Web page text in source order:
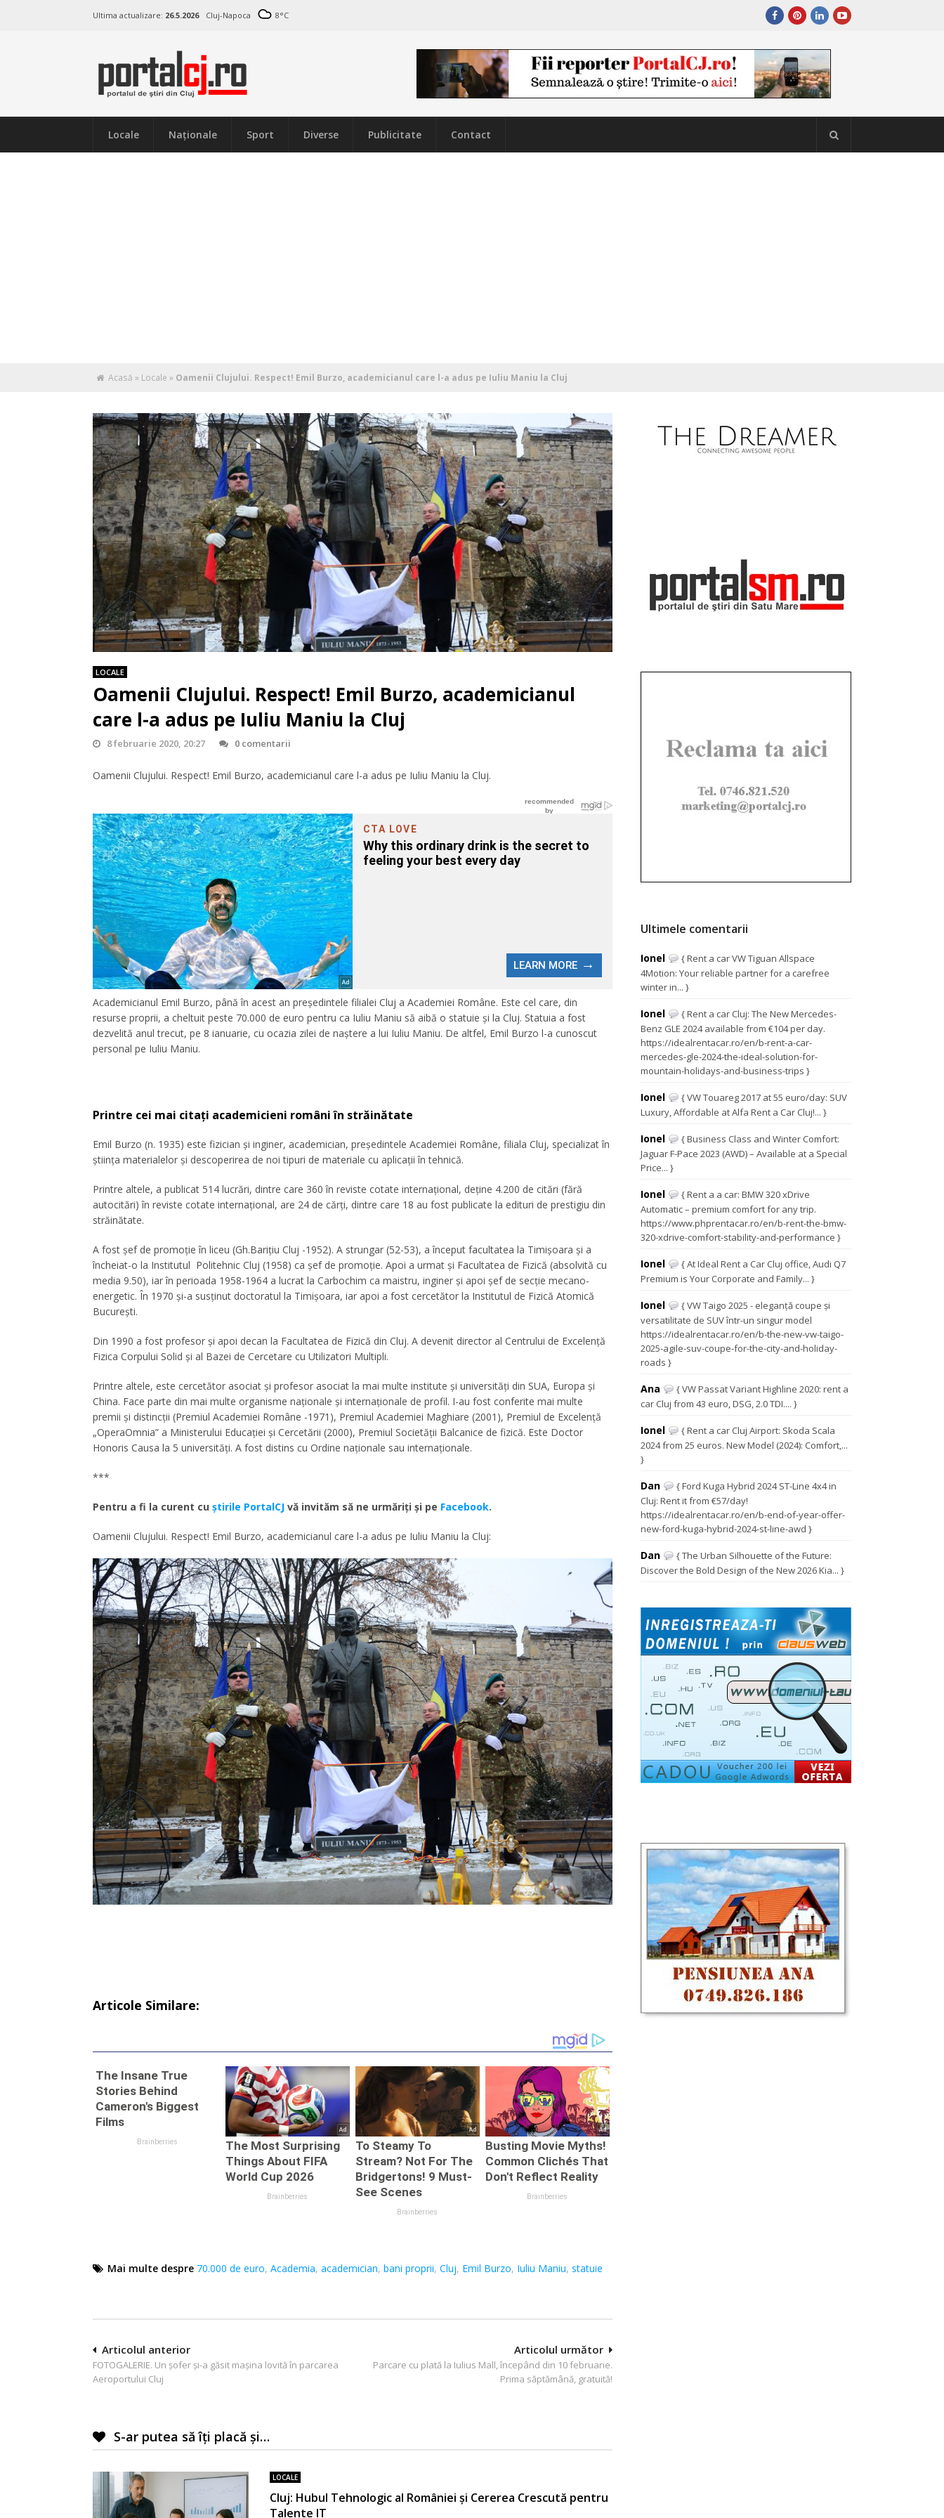
Ultima actualizare: 26.5.2026 Cluj-Napoca 8°C
Locale Naţionale Sport Diverse Publicitate Contact
Acasă » Locale » Oamenii Clujului. Respect! Emil Burzo, academicianul care l-a adus pe Iuliu Maniu la Cluj
LOCALE
Oamenii Clujului. Respect! Emil Burzo, academicianul
care l-a adus pe Iuliu Maniu la Cluj
8 februarie 2020, 20:27 0 comentarii
Oamenii Clujului. Respect! Emil Burzo, academicianul care l-a adus pe Iuliu Maniu la Cluj.
Academicianul Emil Burzo, până în acest an preşedintele filialei Cluj a Academiei Române. Este cel care, din
resurse proprii, a cheltuit peste 70.000 de euro pentru ca Iuliu Maniu să aibă o statuie şi la Cluj. Statuia a fost
dezvelită anul trecut, pe 8 ianuarie, cu ocazia zilei de naştere a lui Iuliu Maniu. De altfel, Emil Burzo l-a cunoscut
personal pe Iuliu Maniu.
Printre cei mai citaţi academicieni români în străinătate
Emil Burzo (n. 1935) este fizician şi inginer, academician, preşedintele Academiei Române, filiala Cluj, specializat în
ştiinţa materialelor şi descoperirea de noi tipuri de materiale cu aplicaţii în tehnică.
Printre altele, a publicat 514 lucrări, dintre care 360 în reviste cotate internaţional, deţine 4.200 de citări (fără
autocitări) în reviste cotate internaţional, are 24 de cărţi, dintre care 18 au fost publicate la edituri de prestigiu din
străinătate.
A fost şef de promoţie în liceu (Gh.Bariţiu Cluj -1952). A strungar (52-53), a început facultatea la Timişoara şi a
încheiat-o la Institutul Politehnic Cluj (1958) ca şef de promoţie. Apoi a urmat şi Facultatea de Fizică (absolvită cu
media 9.50), iar în perioada 1958-1964 a lucrat la Carbochim ca maistru, inginer şi apoi şef de secţie mecano-
energetic. În 1970 şi-a susţinut doctoratul la Timişoara, iar apoi a fost cercetător la Institutul de Fizică Atomică
Bucureşti.
Din 1990 a fost profesor şi apoi decan la Facultatea de Fizică din Cluj. A devenit director al Centrului de Excelenţă
Fizica Corpului Solid şi al Bazei de Cercetare cu Utilizatori Multipli.
Printre altele, este cercetător asociat şi profesor asociat la mai multe institute şi universităţi din SUA, Europa şi
China. Face parte din mai multe organisme naţionale şi internaţionale de profil. I-au fost conferite mai multe
premii şi distincţii (Premiul Academiei Române -1971), Premiul Academiei Maghiare (2001), Premiul de Excelenţă
„OperaOmnia” a Ministerului Educaţiei şi Cercetării (2000), Premiul Societăţii Balcanice de fizică. Este Doctor
Honoris Causa la 5 universităţi. A fost distins cu Ordine naţionale sau internaţionale.
***
Pentru a fi la curent cu ştirile PortalCJ vă invităm să ne urmăriţi şi pe Facebook.
Oamenii Clujului. Respect! Emil Burzo, academicianul care l-a adus pe Iuliu Maniu la Cluj:
Articole Similare:
Mai multe despre 70.000 de euro, Academia, academician, bani proprii, Cluj, Emil Burzo, Iuliu Maniu, statuie
Navigare
în
Articolul următor
Parcare cu plată la Iulius Mall, începând din 10 februarie.
Prima săptămână, gratuită!
Articolul anterior
FOTOGALERIE. Un șofer și-a găsit mașina lovită în parcarea
Aeroportului Cluj
S-ar putea să îți placă și…
LOCALE
Cluj: Hubul Tehnologic al României și Cererea Crescută pentru
Talente IT
Ultimele comentarii
Ionel
{ Rent a car VW Tiguan Allspace
4Motion: Your reliable partner for a carefree
winter in... }
Ionel
{ Rent a car Cluj: The New Mercedes-
Benz GLE 2024 available from €104 per day.
https://idealrentacar.ro/en/b-rent-a-car-
mercedes-gle-2024-the-ideal-solution-for-
mountain-holidays-and-business-trips }
Ionel
{ VW Touareg 2017 at 55 euro/day: SUV
Luxury, Affordable at Alfa Rent a Car Cluj!... }
Ionel
{ Business Class and Winter Comfort:
Jaguar F-Pace 2023 (AWD) – Available at a Special
Price... }
Ionel
{ Rent a a car: BMW 320 xDrive
Automatic – premium comfort for any trip.
https://www.phprentacar.ro/en/b-rent-the-bmw-
320-xdrive-comfort-stability-and-performance }
Ionel
{ At Ideal Rent a Car Cluj office, Audi Q7
Premium is Your Corporate and Family... }
Ionel
{ VW Taigo 2025 - eleganță coupe și
versatilitate de SUV într-un singur model
https://idealrentacar.ro/en/b-the-new-vw-taigo-
2025-agile-suv-coupe-for-the-city-and-holiday-
roads }
Ana
{ VW Passat Variant Highline 2020: rent a
car Cluj from 43 euro, DSG, 2.0 TDI.... }
Ionel
{ Rent a car Cluj Airport: Skoda Scala
2024 from 25 euros. New Model (2024): Comfort,...
}
Dan
{ Ford Kuga Hybrid 2024 ST-Line 4x4 in
Cluj: Rent it from €57/day!
https://idealrentacar.ro/en/b-end-of-year-offer-
new-ford-kuga-hybrid-2024-st-line-awd }
Dan
{ The Urban Silhouette of the Future:
Discover the Bold Design of the New 2026 Kia... }